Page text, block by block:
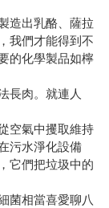
造出乳酪、薩拉
我們才能得到不
的化學製品如檸
長肉。就連人
空氣中攫取維持
污水淨化設備
它們把垃圾中的
菌相當喜愛聊八